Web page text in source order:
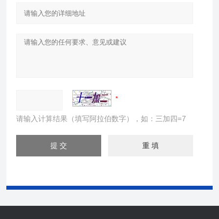
请输入计算结果（填写阿拉伯数字），如：三加四=7